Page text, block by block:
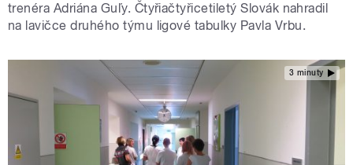
trenéra Adriána Guľy. Čtyřiačtyřicetiletý Slovák nahradil
na lavičce druhého týmu ligové tabulky Pavla Vrbu.
3 minuty